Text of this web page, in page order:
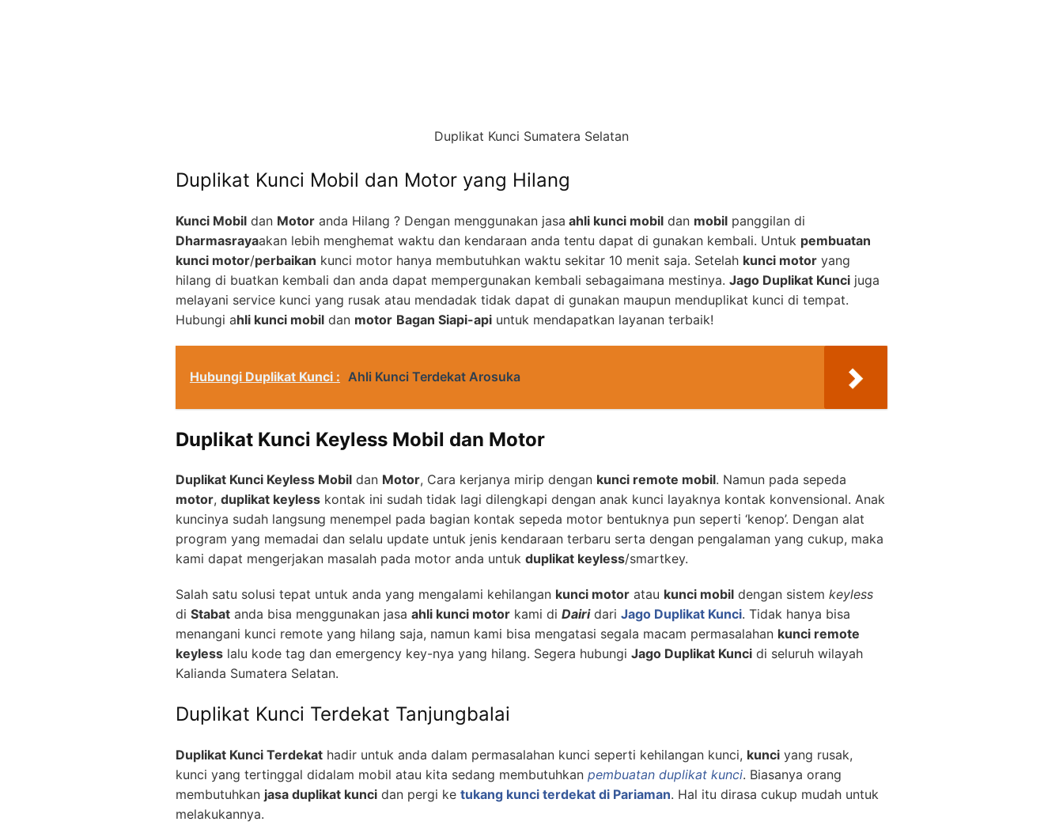
Duplikat Kunci Sumatera Selatan
Duplikat Kunci Mobil dan Motor yang Hilang
Kunci Mobil dan Motor anda Hilang ? Dengan menggunakan jasa ahli kunci mobil dan mobil panggilan di
Dharmasrayaakan lebih menghemat waktu dan kendaraan anda tentu dapat di gunakan kembali. Untuk pembuatan
kunci motor/perbaikan kunci motor hanya membutuhkan waktu sekitar 10 menit saja. Setelah kunci motor yang
hilang di buatkan kembali dan anda dapat mempergunakan kembali sebagaimana mestinya. Jago Duplikat Kunci juga
melayani service kunci yang rusak atau mendadak tidak dapat di gunakan maupun menduplikat kunci di tempat.
Hubungi ahli kunci mobil dan motor Bagan Siapi-api untuk mendapatkan layanan terbaik!
Hubungi Duplikat Kunci : Ahli Kunci Terdekat Arosuka
Duplikat Kunci Keyless Mobil dan Motor
Duplikat Kunci Keyless Mobil dan Motor, Cara kerjanya mirip dengan kunci remote mobil. Namun pada sepeda
motor, duplikat keyless kontak ini sudah tidak lagi dilengkapi dengan anak kunci layaknya kontak konvensional. Anak
kuncinya sudah langsung menempel pada bagian kontak sepeda motor bentuknya pun seperti ‘kenop’. Dengan alat
program yang memadai dan selalu update untuk jenis kendaraan terbaru serta dengan pengalaman yang cukup, maka
kami dapat mengerjakan masalah pada motor anda untuk duplikat keyless/smartkey.
Salah satu solusi tepat untuk anda yang mengalami kehilangan kunci motor atau kunci mobil dengan sistem keyless
di Stabat anda bisa menggunakan jasa ahli kunci motor kami di Dairidari Jago Duplikat Kunci. Tidak hanya bisa
menangani kunci remote yang hilang saja, namun kami bisa mengatasi segala macam permasalahan kunci remote
keyless lalu kode tag dan emergency key-nya yang hilang. Segera hubungi Jago Duplikat Kunci di seluruh wilayah
Kalianda Sumatera Selatan.
Duplikat Kunci Terdekat Tanjungbalai
Duplikat Kunci Terdekat hadir untuk anda dalam permasalahan kunci seperti kehilangan kunci, kunci yang rusak,
kunci yang tertinggal didalam mobil atau kita sedang membutuhkan pembuatan duplikat kunci. Biasanya orang
membutuhkan jasa duplikat kunci dan pergi ke tukang kunci terdekat di Pariaman. Hal itu dirasa cukup mudah untuk
melakukannya.